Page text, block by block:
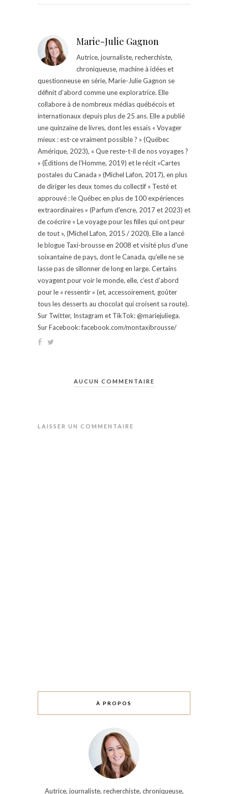
Marie-Julie Gagnon
Autrice, journaliste, recherchiste,
chroniqueuse, machine à idées et
questionneuse en série, Marie-Julie Gagnon se
définit d’abord comme une exploratrice. Elle
collabore à de nombreux médias québécois et
internationaux depuis plus de 25 ans. Elle a publié
une quinzaine de livres, dont les essais « Voyager
mieux : est-ce vraiment possible ? » (Québec
Amérique, 2023), « Que reste-t-il de nos voyages ?
» (Éditions de l'Homme, 2019) et le récit «Cartes
postales du Canada » (Michel Lafon, 2017), en plus
de diriger les deux tomes du collectif « Testé et
approuvé : le Québec en plus de 100 expériences
extraordinaires » (Parfum d'encre, 2017 et 2023) et
de coécrire « Le voyage pour les filles qui ont peur
de tout », (Michel Lafon, 2015 / 2020). Elle a lancé
le blogue Taxi-brousse en 2008 et visité plus d'une
soixantaine de pays, dont le Canada, qu'elle ne se
lasse pas de sillonner de long en large. Certains
voyagent pour voir le monde, elle, c’est d’abord
pour le « ressentir » (et, accessoirement, goûter
tous les desserts au chocolat qui croisent sa route).
Sur Twitter, Instagram et TikTok: @mariejuliega.
Sur Facebook: facebook.com/montaxibrousse/
AUCUN COMMENTAIRE
LAISSER UN COMMENTAIRE
À PROPOS
Autrice, journaliste, recherchiste, chroniqueuse,